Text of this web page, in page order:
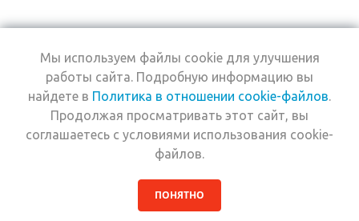
+7 (495) 969-0950
2026 © Интернет-
магазин Estel
Компания
Информация
Помощь
Мы используем файлы cookie для улучшения
работы сайта. Подробную информацию вы
найдете в Политика в отношении cookie-файлов.
Продолжая просматривать этот сайт, вы
соглашаетесь с условиями использования cookie-
файлов.
ПОНЯТНО